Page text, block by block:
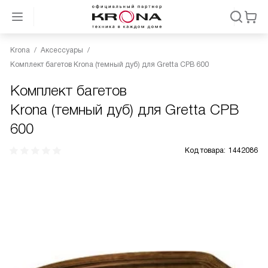
Krona
Аксессуары
Комплект багетов Krona (темный дуб) для Gretta CPB 600
Комплект багетов
Krona (темный дуб) для Gretta CPB
600
Код товара: 1442086